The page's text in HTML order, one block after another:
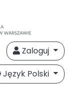
Zaloguj
Język Polski